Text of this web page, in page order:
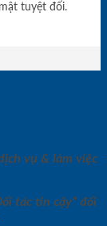
tuyệt đối.
vụ & làm việc
tác tin cậy” đối